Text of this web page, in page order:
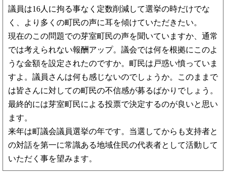
議員は16人に拘る事なく定数削減して選挙の時だけでな
く、より多くの町民の声に耳を傾けていただきたい。
現在のこの問題での芽室町民の声を聞いていますか、通常
では考えられない報酬アップ。議会では何を根拠にこのよ
うな金額を設定されたのですか。町民は戸惑い憤っていま
すよ。議員さんは何も感じないのでしょうか。このままで
は皆さんに対しての町民の不信感が募るばかりでしょう。
最終的には芽室町民による投票で決定するのが良いと思い
ます。
来年は町議会議員選挙の年です。当選してからも支持者と
の対話を第一に常識ある地域住民の代表者として活動して
いただく事を望みます。